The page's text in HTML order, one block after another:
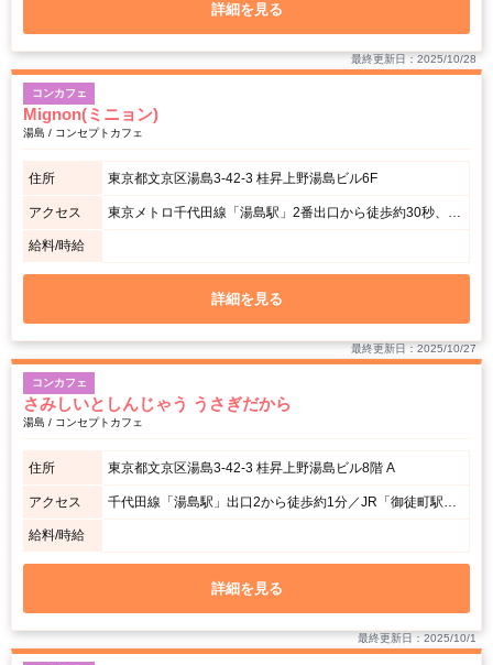
詳細を見る
最終更新日：2025/10/28
コンカフェ
Mignon(ミニョン)
湯島 / コンセプトカフェ
住所 東京都文京区湯島3-42-3 桂昇上野湯島ビル6F
アクセス 東京メトロ千代田線「湯島駅」2番出口から徒歩約30秒、東京メトロ銀座線「上野広小路駅」徒歩3分、都営大江戸線「上野御徒町駅」徒歩3分、JR「御徒町駅」徒歩5分。
給料/時給
詳細を見る
最終更新日：2025/10/27
コンカフェ
さみしいとしんじゃう うさぎだから
湯島 / コンセプトカフェ
住所 東京都文京区湯島3-42-3 桂昇上野湯島ビル8階 A
アクセス 千代田線「湯島駅」出口2から徒歩約1分／JR「御徒町駅」徒歩約5分
給料/時給
詳細を見る
最終更新日：2025/10/1